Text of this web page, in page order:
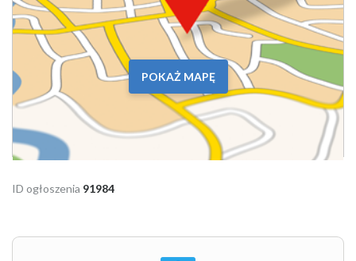
POKAŻ MAPĘ
ID ogłoszenia 91984